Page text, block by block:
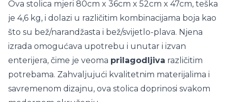
Ova stolica mjeri 80cm x 36cm x 52cm x 47cm, teška
je 4,6 kg, i dolazi u različitim kombinacijama boja kao
što su bež/narandžasta i bež/svijetlo-plava. Njena
izrada omogućava upotrebu i unutar i izvan
enterijera, čime je veoma prilagodljiva različitim
potrebama. Zahvaljujući kvalitetnim materijalima i
savremenom dizajnu, ova stolica doprinosi svakom